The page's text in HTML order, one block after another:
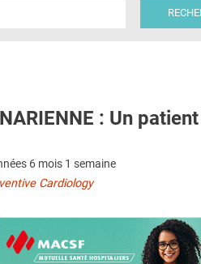
: Un
6 mois 1 semaine
Cardiology